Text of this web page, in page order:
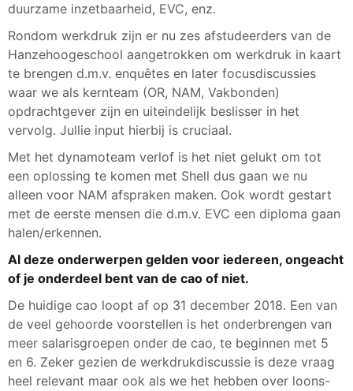
duurzame inzetbaarheid, EVC, enz.
Rondom werkdruk zijn er nu zes afstudeerders van de
Hanzehoogeschool aangetrokken om werkdruk in kaart
te brengen d.m.v. enquêtes en later focusdiscussies
waar we als kernteam (OR, NAM, Vakbonden)
opdrachtgever zijn en uiteindelijk beslisser in het
vervolg. Jullie input hierbij is cruciaal.
Met het dynamoteam verlof is het niet gelukt om tot
een oplossing te komen met Shell dus gaan we nu
alleen voor NAM afspraken maken. Ook wordt gestart
met de eerste mensen die d.m.v. EVC een diploma gaan
halen/erkennen.
Al deze onderwerpen gelden voor iedereen, ongeacht
of je onderdeel bent van de cao of niet.
De huidige cao loopt af op 31 december 2018. Een van
de veel gehoorde voorstellen is het onderbrengen van
meer salarisgroepen onder de cao, te beginnen met 5
en 6. Zeker gezien de werkdrukdiscussie is deze vraag
heel relevant maar ook als we het hebben over loons-